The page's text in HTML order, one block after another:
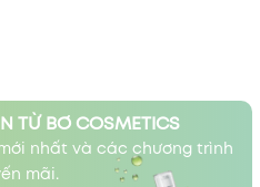
TỪ BƠ COSMETICS
nhất và các chương trình
mãi.